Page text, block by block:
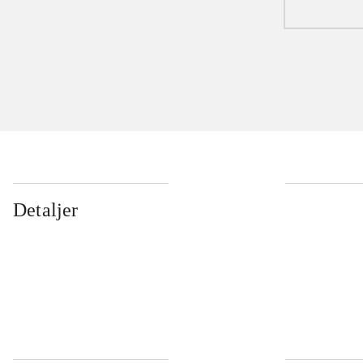
Detaljer